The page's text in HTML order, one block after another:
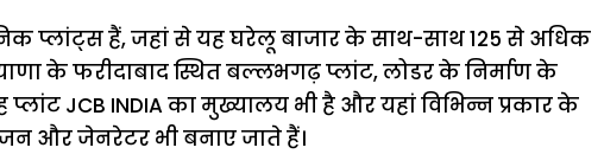
प्लांट्स हैं, जहां से यह घरेलू बाजार के साथ-साथ 125 से अधिक
के फरीदाबाद स्थित बल्लभगढ़ प्लांट, लोडर के निर्माण के
JCB INDIA का मुख्यालय भी है और यहां विभिन्न प्रकार के
और जेनरेटर भी बनाए जाते हैं।